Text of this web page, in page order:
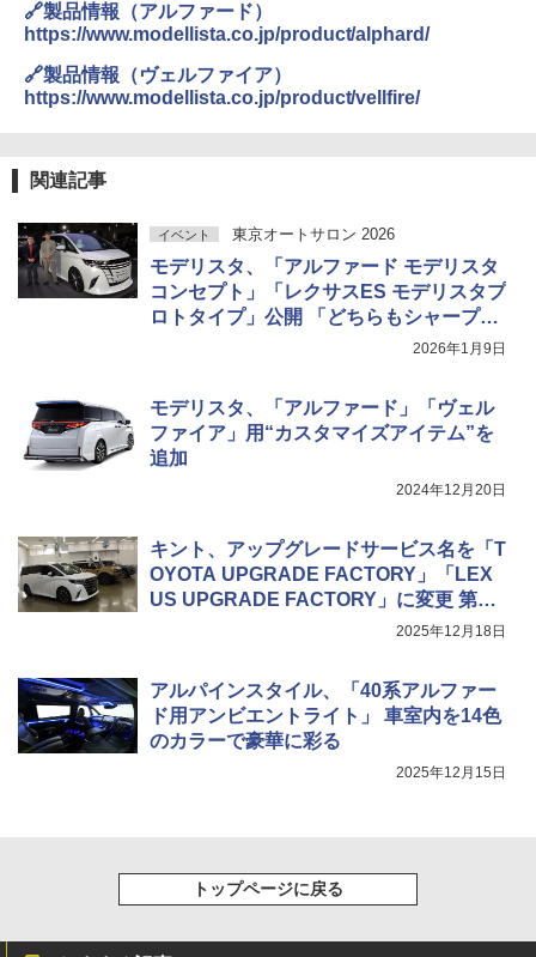
🔗製品情報（アルファード）
https://www.modellista.co.jp/product/alphard/
🔗製品情報（ヴェルファイア）
https://www.modellista.co.jp/product/vellfire/
関連記事
イベント 東京オートサロン 2026
モデリスタ、「アルファード モデリスタ
コンセプト」「レクサスES モデリスタプ
ロトタイプ」公開 「どちらもシャープで
未来的なかっこよさがある」と佐藤隆太
2026年1月9日
モデリスタ、「アルファード」「ヴェル
ファイア」用“カスタマイズアイテム”を
追加
2024年12月20日
キント、アップグレードサービス名を「T
OYOTA UPGRADE FACTORY」「LEX
US UPGRADE FACTORY」に変更 第1
弾は「後付けセキュリティシステム」な
2025年12月18日
アルパインスタイル、「40系アルファー
ド用アンビエントライト」 車室内を14色
のカラーで豪華に彩る
2025年12月15日
トップページに戻る